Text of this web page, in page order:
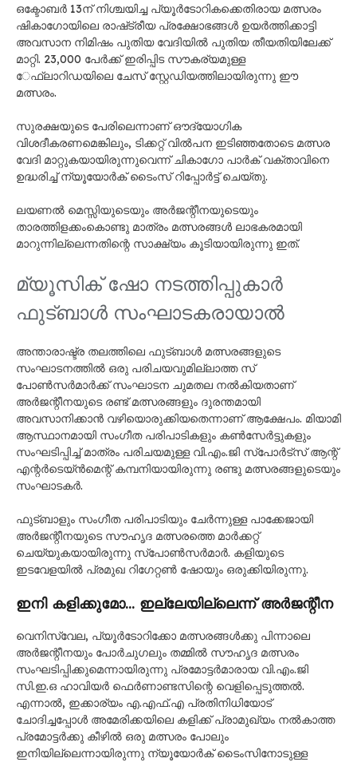
​ഒക്ടോബർ 13ന് നിശ്ചയിച്ച പ്യൂ​ർടോറികക്കെതിരായ മത്സരം
ഷികാഗോയിലെ രാഷ്​ട്രീയ പ്രക്ഷോഭങ്ങൾ ഉയർത്തിക്കാട്ടി
അവസാന നിമിഷം പുതിയ വേദിയിൽ പുതിയ തീയതിയിലേക്ക്
മാറ്റി. 23,000 പേർക്ക് ഇരിപ്പിട സൗകര്യമുള്ള ​​
േഫ്ലാറിഡയിലെ ചേസ് സ്റ്റേഡിയത്തിലായിരുന്നു ഈ
മത്സരം.
സുരക്ഷയുടെ പേരിലെന്നാണ് ഔദ്യോഗിക
വിശദീകരണമെങ്കിലും, ടിക്കറ്റ്‍ വിൽപന ഇടിഞ്ഞതോടെ മത്സര
വേദി മാറ്റുകയായിരുന്നുവെന്ന് ചികാഗോ പാർക് വക്താവിനെ
ഉദ്ധരിച്ച് ന്യൂയോർക് ടൈംസ് റിപ്പോർട്ട് ചെയ്തു.
ലയണൽ മെസ്സിയുടെയും അർജന്റീനയുടെയും
താരത്തിളക്കംകൊണ്ടു മാത്രം മത്സരങ്ങൾ ലാഭകരമായി
മാറുന്നില്ലെന്നതിന്റെ സാക്ഷ്യം കൂടിയായിരുന്നു ഇത്.
മ്യൂസി​ക് ഷോ നടത്തിപ്പുകാർ
ഫുട്ബാൾ സംഘാടകരായാൽ
അന്താരാഷ്ട്ര തലത്തിലെ ഫുട്ബാൾ മത്സരങ്ങളുടെ
സംഘാടനത്തിൽ ഒരു പരിചയവുമില്ലാത്ത സ്​
പോൺസർമാർക്ക് സംഘാടന ചുമതല നൽകിയതാണ്
അർജന്റീനയുടെ രണ്ട് മത്സരങ്ങളും ദുരന്തമായി
അവസാനിക്കാൻ വഴിയൊരുക്കിയതെന്നാണ് ആക്ഷേപം. മിയാമി
ആസ്ഥാനമായി സംഗീത പരിപാടികളും കൺസേർട്ടുകളും
സംഘടിപ്പിച്ച് മാത്രം പരിചയമുള്ള വി.എം.ജി സ്​പോർട്സ് ആന്റ്
എന്റർടെയ്ൻമെന്റ് കമ്പനിയായിരുന്നു രണ്ടു മത്സരങ്ങളുടെയും
സംഘാടകർ.
ഫുട്ബാളും സംഗീത പരിപാടിയും ചേർന്നുള്ള പാക്കേജായി
അർജന്റീനയുടെ സൗഹൃദ മത്സരത്തെ മാർക്കറ്റ്
ചെയ്യുകയായിരുന്നു സ്​പോൺസർമാർ. കളിയുടെ
ഇടവേളയിൽ പ്രമുഖ റിഗേറ്റൺ ഷോയും ഒരുക്കിയിരുന്നു.
ഇനി കളിക്കുമോ… ഇല്ലേയില്ലെന്ന് അർജന്റീന
വെനിസ്വേല, പ്യൂർടോറിക്കോ മത്സരങ്ങൾക്കു പിന്നാലെ
അർജന്റീനയും പോർചുഗലും തമ്മിൽ സൗഹൃദ മത്സരം
സംഘടിപ്പിക്കുമെന്നായിരുന്നു പ്രമോട്ടർമാരായ വി.എം.ജി
സി.ഇ.ഒ ഹാവിയർ ഫെർണാണ്ടസിന്റെ വെളിപ്പെടുത്തൽ.
എന്നാൽ, ഇക്കാര്യം എ.എഫ്.എ പ്രതിനിധിയോട്
ചോദിച്ചപ്പോൾ അമേരിക്കയി​ലെ കളിക്ക് പ്രാമുഖ്യം നൽകാത്ത
പ്രമോട്ടർക്കു കീഴിൽ ഒരു മത്സരം പോലും
ഇനിയില്ലെന്നായിരുന്നു ന്യൂയോർക് ടൈംസിനോടുള്ള